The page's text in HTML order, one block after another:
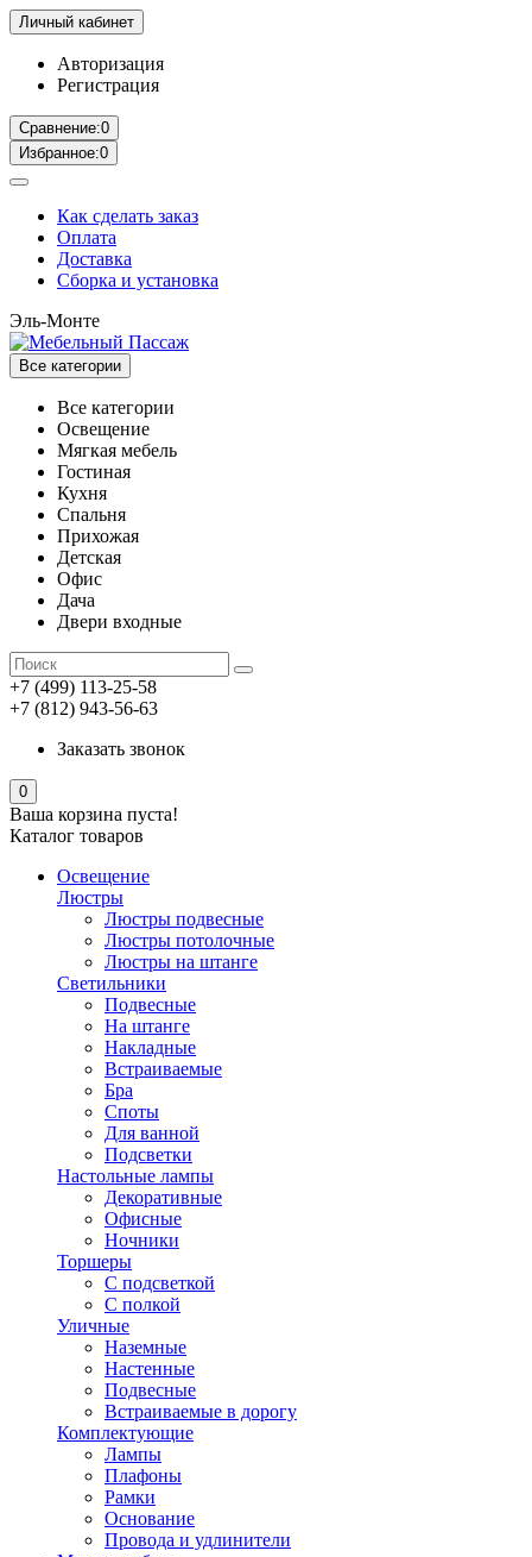
Личный кабинет
Авторизация
Регистрация
Сравнение:0
Избранное:0
Как сделать заказ
Оплата
Доставка
Сборка и установка
Эль-Монте
Все категории
Все категории
Освещение
Мягкая мебель
Гостиная
Кухня
Спальня
Прихожая
Детская
Офис
Дача
Двери входные
+7 (499) 113-25-58
+7 (812) 943-56-63
Заказать звонок
0
Ваша корзина пуста!
Каталог товаров
Освещение
Люстры
Люстры подвесные
Люстры потолочные
Люстры на штанге
Светильники
Подвесные
На штанге
Накладные
Встраиваемые
Бра
Споты
Для ванной
Подсветки
Настольные лампы
Декоративные
Офисные
Ночники
Торшеры
С подсветкой
С полкой
Уличные
Наземные
Настенные
Подвесные
Встраиваемые в дорогу
Комплектующие
Лампы
Плафоны
Рамки
Основание
Провода и удлинители